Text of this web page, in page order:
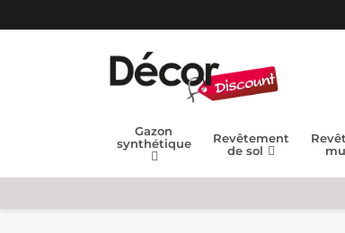
Gazon
synthétique
Revêtement
de sol